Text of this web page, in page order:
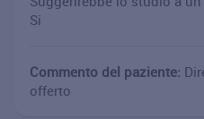
Si
Commento del paziente:
offerto